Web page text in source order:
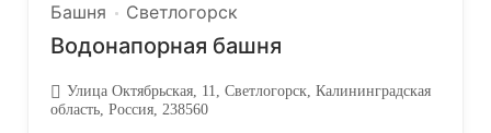
Башня Светлогорск
Водонапорная башня
Улица Октябрьская, 11, Светлогорск, Калининградская
область, Россия, 238560